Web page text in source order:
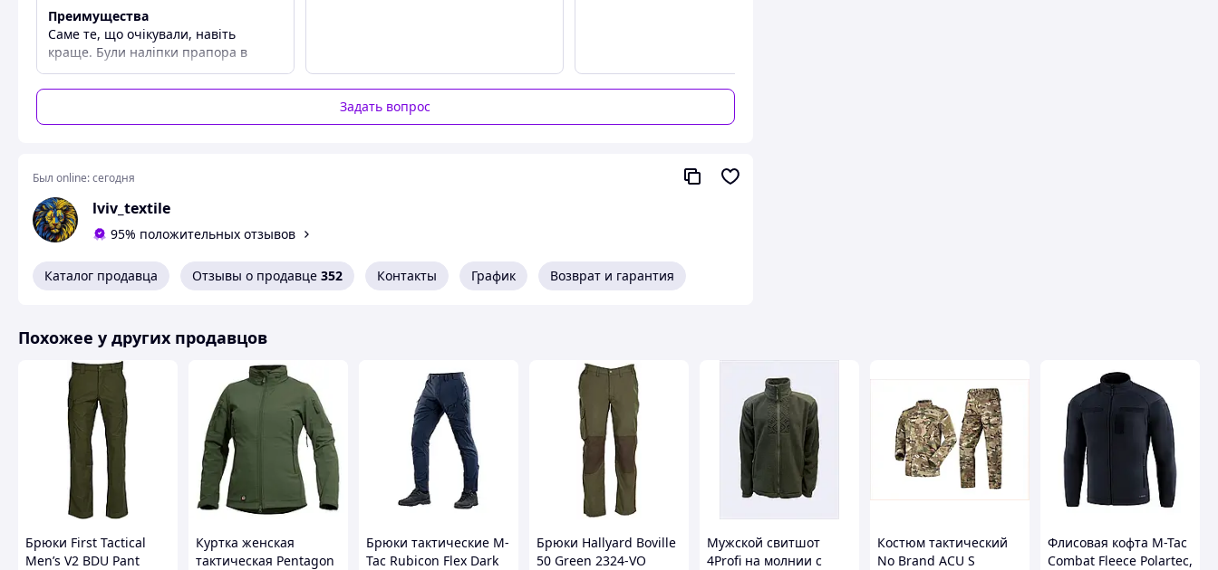
Преимущества
Саме те, що очікували, навіть
краще. Були наліпки прапора в
комплекті
Недостатки
Задать вопрос
Был online:сегодня
lviv_textile
95% положительных отзывов
Каталог продавца Отзывы о продавце 352 Контакты График Возврат и гарантия
Похожее у других продавцов
Брюки First Tactical
Men’s V2 BDU Pant
Куртка женская
тактическая Pentagon
Брюки тактические M-
Tac Rubicon Flex Dark
Брюки Hallyard Boville
50 Green 2324-VO
Мужской свитшот
4Profi на молнии с
Костюм тактический
No Brand ACU S
Флисовая кофта M-Tac
Combat Fleece Polartec,